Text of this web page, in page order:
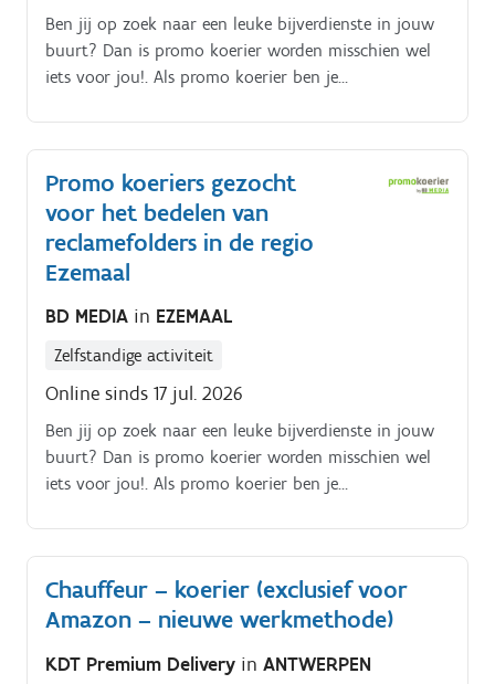
Ben jij op zoek naar een leuke bijverdienste in jouw
buurt? Dan is promo koerier worden misschien wel
iets voor jou!. Als promo koerier ben je
wekelijkse folderpakket in de door jou gekozen buurt
Je kiest daarbij zelf hoe je dat doet (met de fiets, te
voet, bromfiets, … ) De folderpakketten moeten
tussen zondagochtend en dinsdagavond in de
brievenbussen belanden Je kiest binnen die
tijdspanne zelf wanneer je de pakketten rondbrengt
eigen beschikbaarheid De opdracht is in zelfstandig
wordt tijdens een gesprek in het dichtstbijzijnde
kantoor of via een videocall gegeven.
Promo koeriers gezocht
voor het bedelen van
reclamefolders in de regio
Ezemaal
BD MEDIA in EZEMAAL
Zelfstandige activiteit
Online sinds 17 jul. 2026
Ben jij op zoek naar een leuke bijverdienste in jouw
buurt? Dan is promo koerier worden misschien wel
iets voor jou!. Als promo koerier ben je
Je kiest daarbij zelf hoe je dat doet (met de fiets, te
voet, bromfiets, … ) De folderpakketten moeten
tussen zondagochtend en dinsdagavond in de
tijdspanne zelf wanneer je de pakketten rondbrengt
Chauffeur – koerier (exclusief voor
Amazon – nieuwe werkmethode)
KDT Premium Delivery in ANTWERPEN